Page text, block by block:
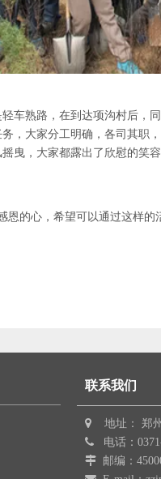
车熟路，在到达项沟村后，
，大家分工明确，各司其
曳，大家都露出了欣慰的
的心，希望可以通过这样
联系我们
 地址： 郑
 电话：
 邮编：